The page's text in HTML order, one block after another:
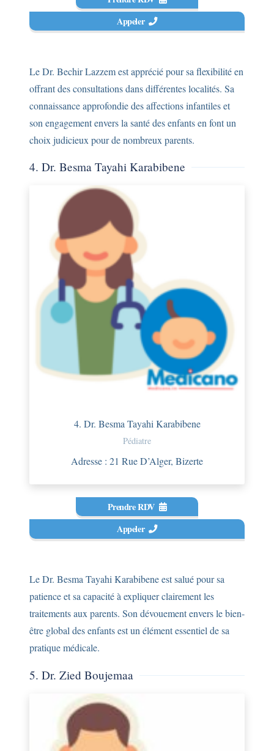
Appeler
Le Dr. Bechir Lazzem est apprécié pour sa flexibilité en
offrant des consultations dans différentes localités. Sa
connaissance approfondie des affections infantiles et
son engagement envers la santé des enfants en font un
choix judicieux pour de nombreux parents.
4. Dr. Besma Tayahi Karabibene
4. Dr. Besma Tayahi Karabibene
Pédiatre
Adresse : 21 Rue D’Alger, Bizerte
Prendre RDV
Appeler
Le Dr. Besma Tayahi Karabibene est salué pour sa
patience et sa capacité à expliquer clairement les
traitements aux parents. Son dévouement envers le bien-
être global des enfants est un élément essentiel de sa
pratique médicale.
5. Dr. Zied Boujemaa